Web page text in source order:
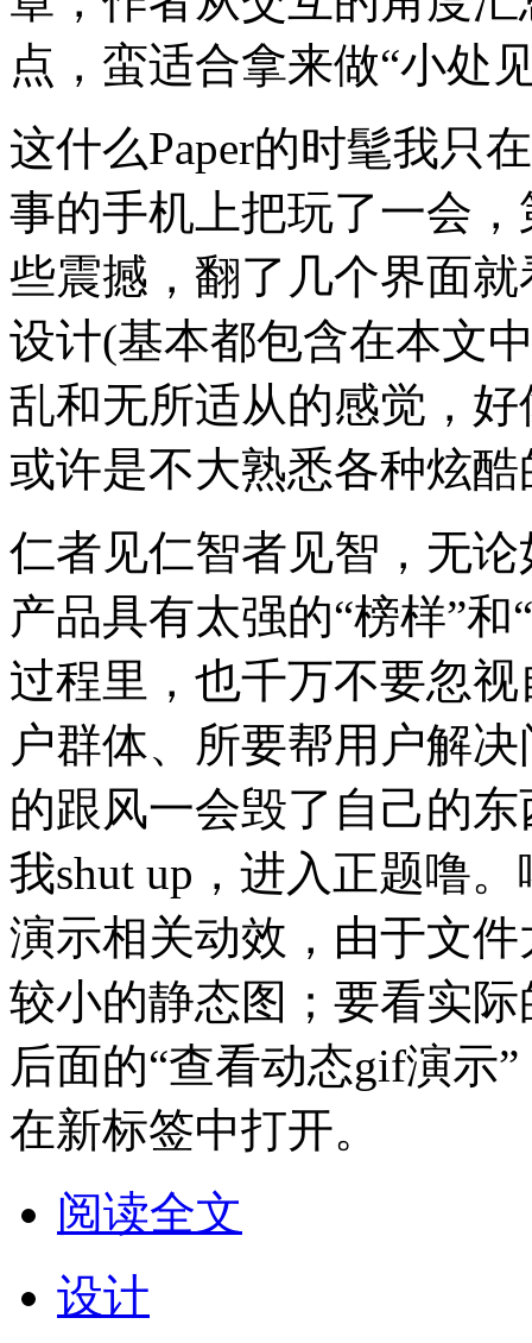
点，蛮适合拿来做“小处
这什么Paper的时髦我只
事的手机上把玩了一会
些震撼，翻了几个界面
设计(基本都包含在本文
乱和无所适从的感觉，
或许是不大熟悉各种炫
仁者见仁智者见智，无
产品具有太强的“榜样”
过程里，也千万不要忽
户群体、所要帮用户解
的跟风一会毁了自己的
我shut up，进入正题噜
演示相关动效，由于文
较小的静态图；要看实
后面的“查看动态gif演示
在新标签中打开。
阅读全文
设计